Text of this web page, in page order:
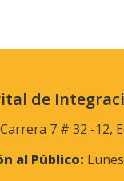
de
7 # 32 -12,
al Público: